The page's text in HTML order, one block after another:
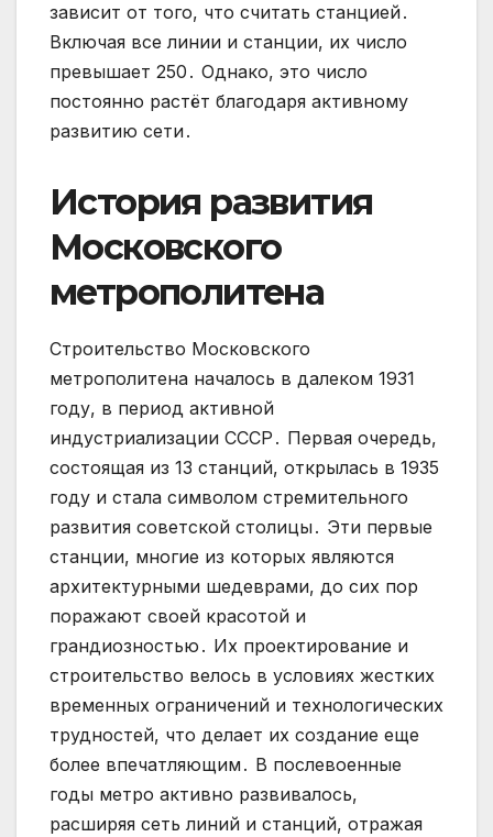
зависит от того, что считать станцией․
Включая все линии и станции, их число
превышает 250․ Однако, это число
постоянно растёт благодаря активному
развитию сети․
История развития
Московского
метрополитена
Строительство Московского
метрополитена началось в далеком 1931
году, в период активной
индустриализации СССР․ Первая очередь,
состоящая из 13 станций, открылась в 1935
году и стала символом стремительного
развития советской столицы․ Эти первые
станции, многие из которых являются
архитектурными шедеврами, до сих пор
поражают своей красотой и
грандиозностью․ Их проектирование и
строительство велось в условиях жестких
временных ограничений и технологических
трудностей, что делает их создание еще
более впечатляющим․ В послевоенные
годы метро активно развивалось,
расширяя сеть линий и станций, отражая